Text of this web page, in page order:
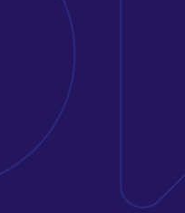
Erbjudande
Att jobba på Avega
Kunder & case
Om oss
Nyheter